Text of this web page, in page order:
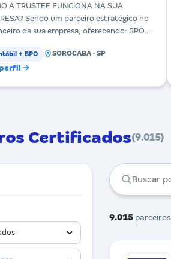
A TRUSTEE FUNCIONA NA SUA
Sendo um parceiro estratégico no
da sua empresa, oferecendo: BPO
+ BPO SOROCABA · SP
Certificados(9.015)
9.015 parceiros